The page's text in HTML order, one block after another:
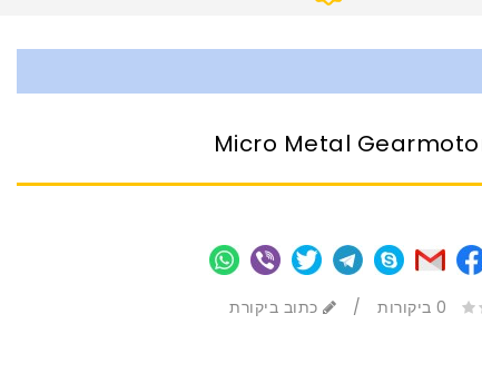
0 ביקורות / כתוב ביקורת